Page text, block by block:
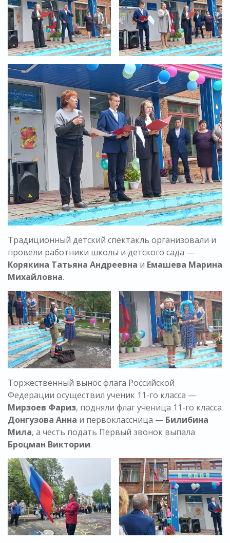
Традиционный детский спектакль организовали и
провели работники школы и детского сада —
Корякина Татьяна Андреевна и Емашева Марина
Михайловна.
Торжественный вынос флага Российской
Федерации осуществил ученик 11-го класса —
Мирзоев Фариз, подняли флаг ученица 11-го класса
Донгузова Анна и первоклассница — Билибина
Мила, а честь подать Первый звонок выпала
Броцман Виктории.